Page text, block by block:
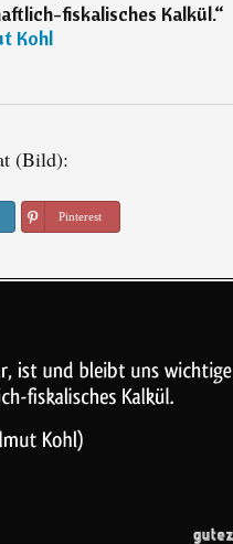
fiskalisches Kalkül.“
Kohl
(Bild):
Pinterest